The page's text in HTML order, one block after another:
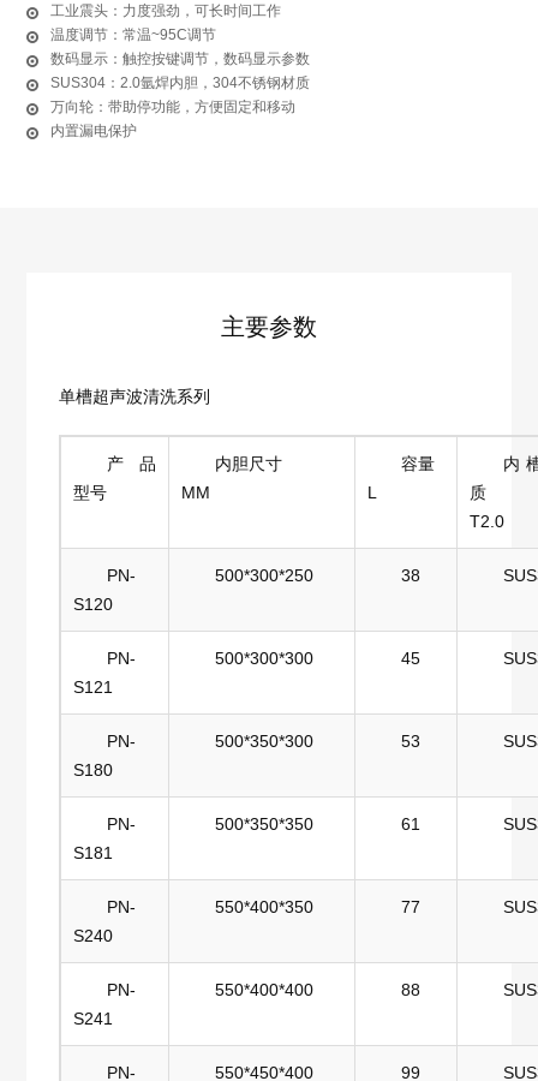
工业震头：力度强劲，可长时间工作
温度调节：常温~95C调节
数码显示：触控按键调节，数码显示参数
SUS304：2.0氩焊内胆，304不锈钢材质
万向轮：带助停功能，方便固定和移动
内置漏电保护
主要参数
单槽超声波清洗系列
产品
型号
内胆尺寸
MM
容量
L
内
质
T2.0
PN-
S120
500*300*250 38
PN-
S121
500*300*300 45
PN-
S180
500*350*300 53
PN-
S181
500*350*350 61
PN-
S240
550*400*350 77
PN-
S241
550*400*400 88
PN- 550*450*400 99